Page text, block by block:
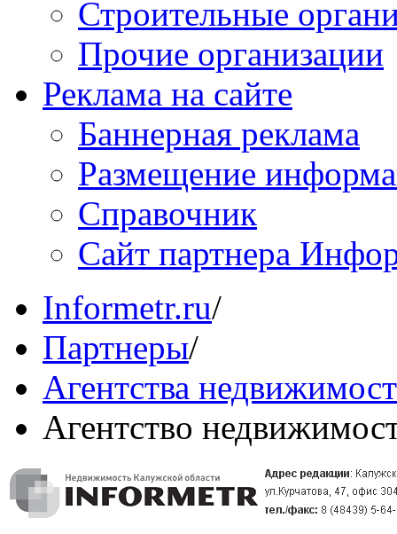
Строительные
Прочие организации
Реклама на сайте
Баннерная реклама
Размещение
Справочник
Сайт партнера
Informetr.ru/
Партнеры/
Агентства
Агентство